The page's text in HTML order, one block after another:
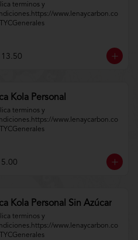
terminos y
www.lenaycarbon.co
13.50
Kola Personal
terminos y
www.lenaycarbon.co
5.00
Kola Personal Sin Azúcar
terminos y
www.lenaycarbon.co